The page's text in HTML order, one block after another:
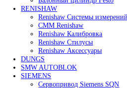
HEIDENHAIN
Линейные энкодеры
Линейные энкодеры
Линейные энкодеры
Линейные энкодеры
FANUC ROBOT
Робот Fanuc LR Mate
Робот Fanuc для сварки
Коллаборативные-